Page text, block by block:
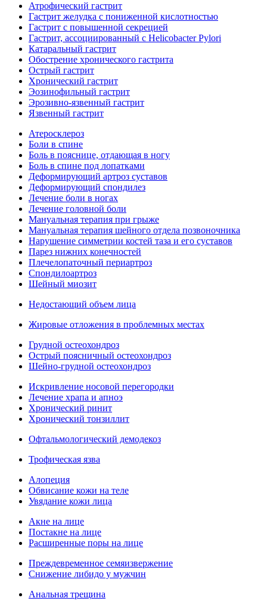
Атрофический гастрит
Гастрит желудка с пониженной кислотностью
Гастрит с повышенной секрецией
Гастрит, ассоциированный с Helicobacter Pylori
Катаральный гастрит
Обострение хронического гастрита
Острый гастрит
Хронический гастрит
Эозинофильный гастрит
Эрозивно-язвенный гастрит
Язвенный гастрит
Атеросклероз
Боли в спине
Боль в пояснице, отдающая в ногу
Боль в спине под лопатками
Деформирующий артроз суставов
Деформирующий спондилез
Лечение боли в ногах
Лечение головной боли
Мануальная терапия при грыже
Мануальная терапия шейного отдела позвоночника
Нарушение симметрии костей таза и его суставов
Парез нижних конечностей
Плечелопаточный периартроз
Спондилоартроз
Шейный миозит
Недостающий объем лица
Жировые отложения в проблемных местах
Грудной остеохондроз
Острый поясничный остеохондроз
Шейно-грудной остеохондроз
Искривление носовой перегородки
Лечение храпа и апноэ
Хронический ринит
Хронический тонзиллит
Офтальмологический демодекоз
Трофическая язва
Алопеция
Обвисание кожи на теле
Увядание кожи лица
Акне на лице
Постакне на лице
Расширенные поры на лице
Преждевременное семяизвержение
Снижение либидо у мужчин
Анальная трещина